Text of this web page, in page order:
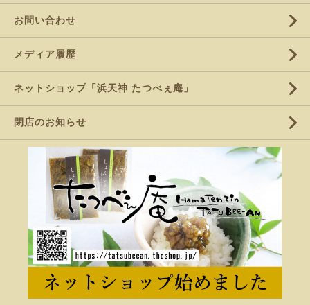
お問い合わせ
メディア履歴
ネットショップ「浜天神 たつべぇ庵」
閉店のお知らせ